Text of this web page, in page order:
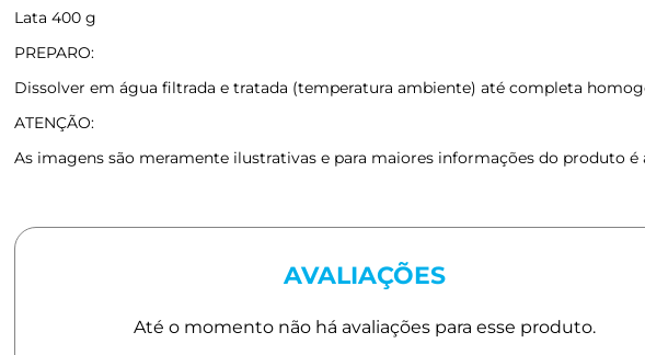
Lata 400 g
PREPARO:
Dissolver em água filtrada e tratada (temperatura ambiente) até completa
ATENÇÃO:
As imagens são meramente ilustrativas e para maiores informações do produto
AVALIAÇÕES